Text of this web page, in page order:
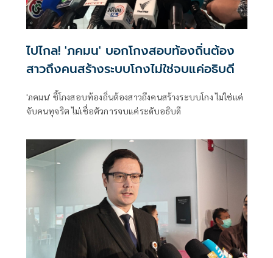
ไปไกล! 'ภคมน' บอกโกงสอบท้องถิ่นต้อง
สาวถึงคนสร้างระบบโกงไม่ใช่จบแค่อธิบดี
'ภคมน' ชี้โกงสอบท้องถิ่นต้องสาวถึงคนสร้างระบบโกง ไม่ใช่แค่
จับคนทุจริต ไม่เชื่อตัวการจบแค่ระดับอธิบดี